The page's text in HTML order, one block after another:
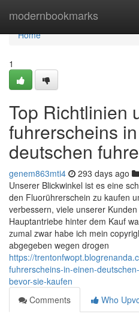
modernbookmarks
Home
Home
1
Top Richtlinien
fuhrerscheins
deutschen
genem863mti4 293 days ago
Unserer Blickwinkel ist es eine
den Fluorührerschein zu kaufen
verbessern, viele unserer
Hauptantriebe hinter dem Kauf
zumal zwar habe ich mein
abgegeben wegen drogen
https://
fuhrerscheins-in-einen-
bevor-sie-kaufen
Comments
Who